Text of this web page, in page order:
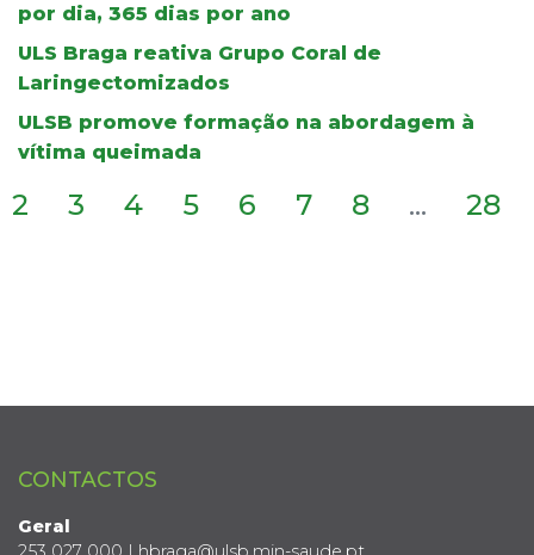
por dia, 365 dias por ano
ULS Braga reativa Grupo Coral de
Laringectomizados
ULSB promove formação na abordagem à
vítima queimada
2 3 4 5 6 7 8 ... 28
CONTACTOS
Geral